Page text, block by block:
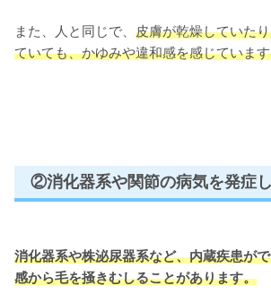
また、人と同じで、 皮膚が乾燥していた
ていても、かゆみや違和感を感じていま
②消化器系や関節の病気を発症
消化器系や株泌尿器系など、内蔵疾患が
感から毛を掻きむしることがあります。